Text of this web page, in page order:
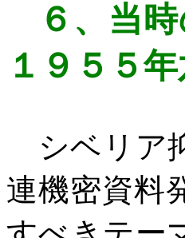
６、 当
１９５５
シベリア
連機密資料